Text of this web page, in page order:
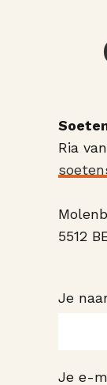
Ria
5512
Je
Je e-